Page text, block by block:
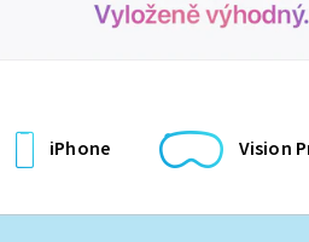
iPhone Vision